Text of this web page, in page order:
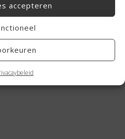
accepteren